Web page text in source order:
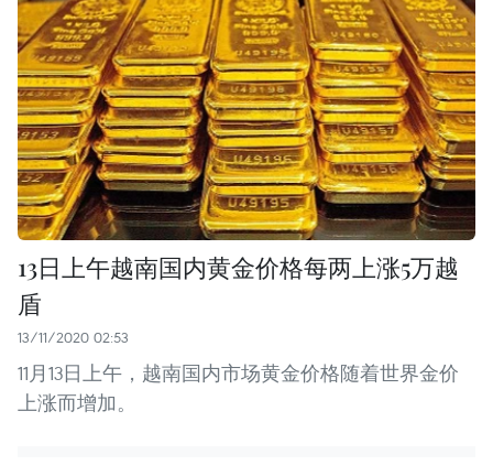
13日上午越南国内黄金价格每两上涨5万越
盾
13/11/2020 02:53
11月13日上午，越南国内市场黄金价格随着世界金价
上涨而增加。